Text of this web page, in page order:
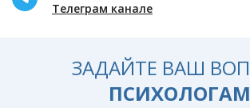
Телеграм канале
ЗАДАЙТЕ ВАШ
ПСИХОЛОГАМ